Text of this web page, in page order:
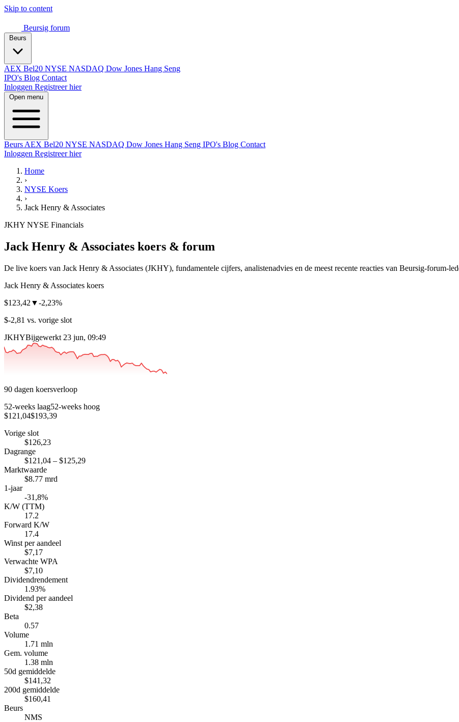
Skip to content
Beursig forum
AEX Bel20 NYSE NASDAQ Dow Jones Hang Seng
IPO's Blog Contact
Inloggen Registreer hier
Open menu
Beurs AEX Bel20 NYSE NASDAQ Dow Jones Hang Seng IPO's Blog Contact
Inloggen Registreer hier
Home
›
NYSE Koers
›
Jack Henry & Associates
JKHY NYSE Financials
Jack Henry & Associates koers & forum
De live koers van Jack Henry & Associates (JKHY), fundamentele cijfers, analisten­advies en de meest recente reacties van Beursig-forum-
Jack Henry & Associates koers
$123,42 ▼-2,23%
$-2,81 vs. vorige slot
JKHYBijgewerkt 23 jun, 09:49
90 dagen koersverloop
52-weeks laag52-weeks hoog
$121,04$193,39
Vorige slot
$126,23
Dagrange
$121,04 – $125,29
Marktwaarde
$8.77 mrd
1-jaar
-31,8%
K/W (TTM)
17.2
Forward K/W
17.4
Winst per aandeel
$7,17
Verwachte WPA
$7,10
Dividendrendement
1.93%
Dividend per aandeel
$2,38
Beta
0.57
Volume
1.71 mln
Gem. volume
1.38 mln
50d gemiddelde
$141,32
200d gemiddelde
$160,41
Beurs
NMS